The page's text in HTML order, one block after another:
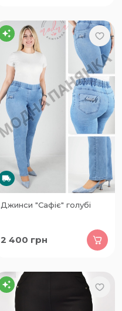
Джинси "Сафіє" голубі
2 400 грн